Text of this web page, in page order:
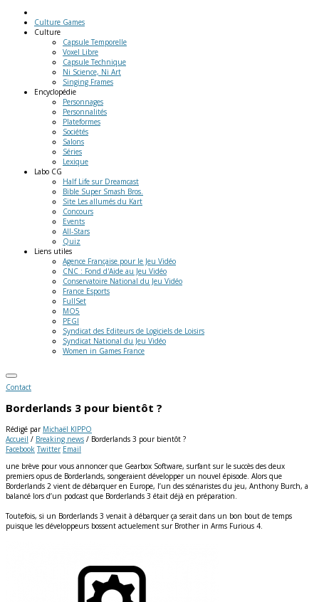
Culture Games
Culture
Capsule Temporelle
Voxel Libre
Capsule Technique
Ni Science, Ni Art
Singing Frames
Encyclopédie
Personnages
Personnalités
Plateformes
Sociétés
Salons
Séries
Lexique
Labo CG
Half Life sur Dreamcast
Bible Super Smash Bros.
Site Les allumés du Kart
Concours
Events
All-Stars
Quiz
Liens utiles
Agence Française pour le Jeu Vidéo
CNC : Fond d'Aide au Jeu Vidéo
Conservatoire National du Jeu Vidéo
France Esports
FullSet
MO5
PEGI
Syndicat des Editeurs de Logiciels de Loisirs
Syndicat National du Jeu Vidéo
Women in Games France
Contact
Borderlands 3 pour bientôt ?
Rédigé par Michaël KIPPO
Accueil / Breaking news / Borderlands 3 pour bientôt ?
Facebook Twitter Email
une brève pour vous annoncer que Gearbox Software, surfant sur le succès des deux
premiers opus de Borderlands, songeraient développer un nouvel épisode. Alors que
Borderlands 2 vient de débarquer en Europe, l’un des scénaristes du jeu, Anthony Burch, a
balancé lors d’un podcast que Borderlands 3 était déjà en préparation.
Toutefois, si un Borderlands 3 venait à débarquer ça serait dans un bon bout de temps
puisque les développeurs bossent actuelement sur Brother in Arms Furious 4.